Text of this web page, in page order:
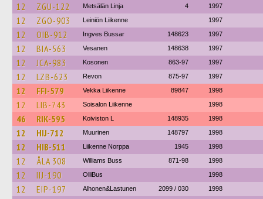
12 ZGU-122 Metsälän Linja 4 1997
12 ZGO-903 Leiniön Liikenne 1997
12 OIB-912 Ingves Bussar 148623 1997
12 BIA-563 Vesanen 148638 1997
12 JCA-983 Kosonen 863-97 1997
12 LZB-623 Revon 875-97 1997
12 FFI-579 Vekka Liikenne 89847 1998
12 LIB-743 Soisalon Liikenne 1998
46 RIK-595 Koiviston L 148935 1998
12 HIJ-712 Muurinen 148797 1998
12 HIB-511 Liikenne Norppa 1945 1998
12 ÅLA 308 Williams Buss 871-98 1998
12 IIJ-190 OlliBus 1998
12 EIP-197 Alhonen&Lastunen 2099 / 030 1998